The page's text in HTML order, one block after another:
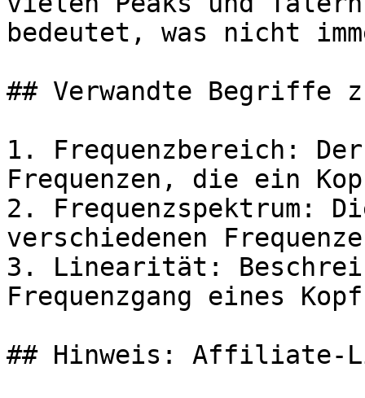
bedeutet, was nicht
## Verwandte Begriffe
1. Frequenzbereich:
Frequenzen, die ein
2. Frequenzspektrum:
verschiedenen
3. Linearität:
Frequenzgang eines
## Hinweis: Affiliate-